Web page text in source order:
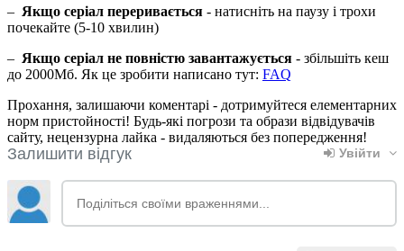
– Якщо серіал переривається - натисніть на паузу і трохи
почекайте (5-10 хвилин)
– Якщо серіал не повністю завантажується - збільшіть кеш
до 2000Мб. Як це зробити написано тут: FAQ
Прохання, залишаючи коментарі - дотримуйтеся елементарних
норм пристойності! Будь-які погрози та образи відвідувачів
сайту, нецензурна лайка - видаляються без попередження!